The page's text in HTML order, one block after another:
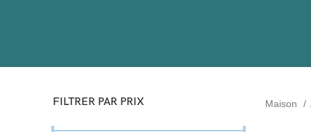
FILTRER PAR PRIX Maison